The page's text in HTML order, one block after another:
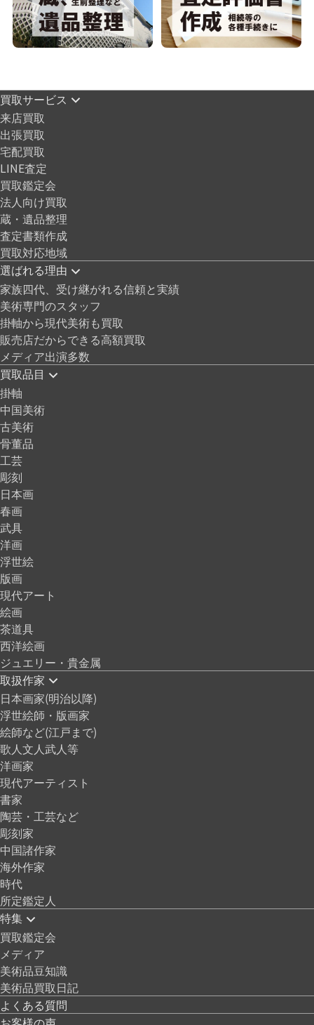
買取サービス
来店買取
出張買取
宅配買取
LINE査定
買取鑑定会
法人向け買取
蔵・遺品整理
査定書類作成
買取対応地域
選ばれる理由
家族四代、受け継がれる信頼と実績
美術専門のスタッフ
掛軸から現代美術も買取
販売店だからできる高額買取
メディア出演多数
買取品目
掛軸
中国美術
古美術
骨董品
工芸
彫刻
日本画
春画
武具
洋画
浮世絵
版画
現代アート
絵画
茶道具
西洋絵画
ジュエリー・貴金属
取扱作家
日本画家(明治以降)
浮世絵師・版画家
絵師など(江戸まで)
歌人文人武人等
洋画家
現代アーティスト
書家
陶芸・工芸など
彫刻家
中国諸作家
海外作家
時代
所定鑑定人
特集
買取鑑定会
メディア
美術品豆知識
美術品買取日記
よくある質問